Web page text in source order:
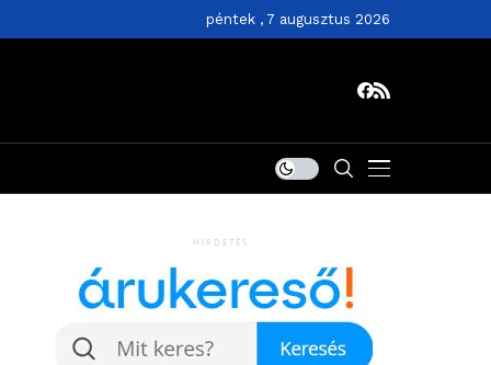
péntek , 7 augusztus 2026
HIRDETÉS